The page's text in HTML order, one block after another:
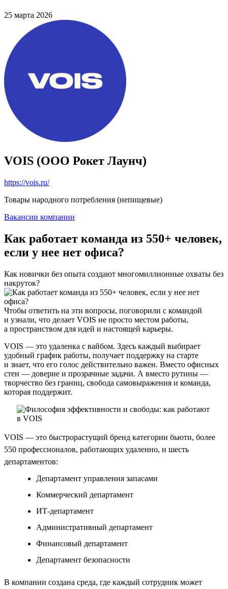
25 марта 2026
VOIS (ООО Рокет Лаунч)
https://vois.ru/
Товары народного потребления (непищевые)
Вакансии компании
Как работает команда из 550+ человек,
если у нее нет офиса?
Как новички без опыта создают многомиллионные охваты без
накруток?
Чтобы ответить на эти вопросы, поговорили с командой
и узнали, что делает VOIS не просто местом работы,
а пространством для идей и настоящей карьеры.
VOIS — это удаленка с вайбом. Здесь каждый выбирает
удобный график работы, получает поддержку на старте
и знает, что его голос действительно важен. Вместо офисных
стен — доверие и прозрачные задачи. А вместо рутины —
творчество без границ, свобода самовыражения и команда,
которая поддержит.
VOIS — это быстрорастущий бренд категории бьюти, более
550 профессионалов, работающих удаленно, и шесть
департаментов:
Департамент управления запасами
Коммерческий департамент
ИТ-департамент
Административный департамент
Финансовый департамент
Департамент безопасности
В компании создана среда, где каждый сотрудник может